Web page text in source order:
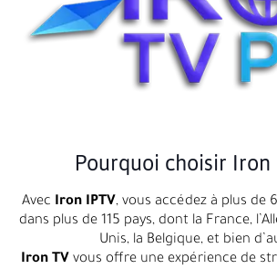
Pourquoi choisir Iron
Avec Iron IPTV, vous accédez à plus de
dans plus de 115 pays, dont la France,
Unis, la Belgique, et bien
Iron TV vous offre une expérience de